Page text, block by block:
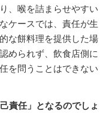
、喉を詰まらせやすい
ケースでは、責任が生
な餅料理を提供した場
められず、飲食店側に
を問うことはできない
責任」となるのでしょ